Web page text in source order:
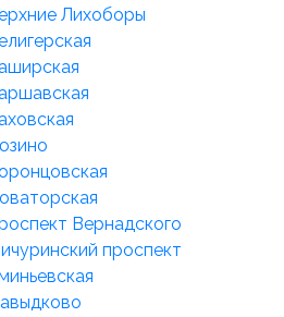
Лихоборы
Вернадского
проспект